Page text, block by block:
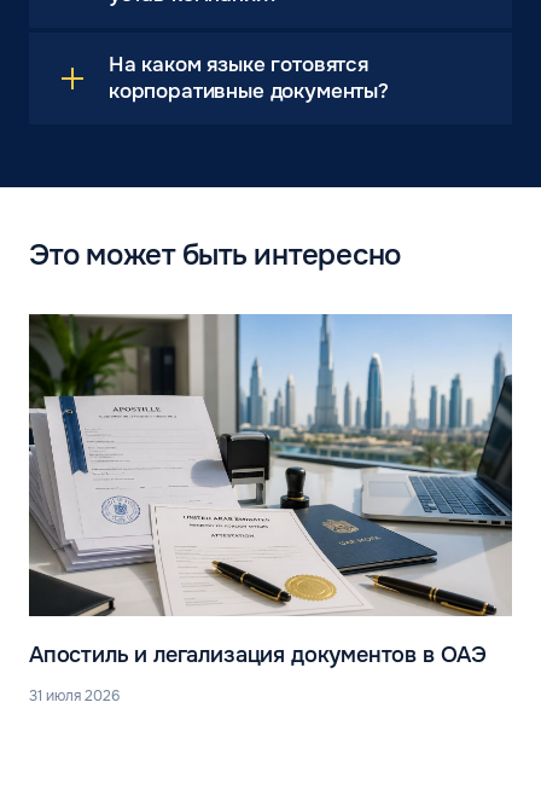
На каком языке готовятся
корпоративные документы?
Это может быть интересно
Апостиль и легализация документов в ОАЭ
31 июля 2026